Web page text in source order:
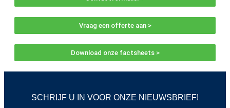
Vraag een offerte aan >
Download onze factsheets >
SCHRIJF U IN VOOR ONZE NIEUWSBRIEF!